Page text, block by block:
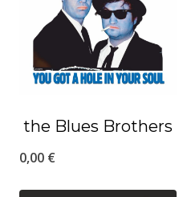
the Blues Brothers
0,00 €